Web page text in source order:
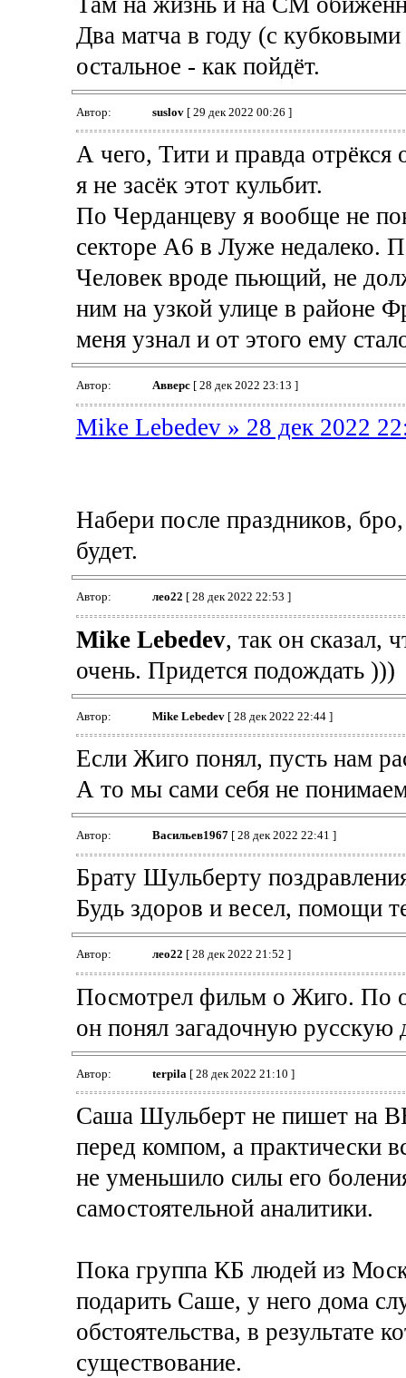
Два матча в году (с
остальное - как пойдёт.
Автор: suslov[ 29 дек 2022 00:26 ]
А чего, Тити и правда отрёкся
я не засёк этот кульбит.
По Черданцеву я вообще не
секторе А6 в Луже недалеко.
Человек вроде пьющий, не
ним на узкой улице в районе
меня узнал и от этого ему
Автор: Авверс[ 28 дек 2022 23:13 ]
Mike Lebedev » 28 дек 2022
Набери после праздников,
будет.
Автор: лео22 [ 28 дек 2022 22:53 ]
Mike Lebedev, так он сказал,
очень. Придется подождать )))
Автор: Mike Lebedev[ 28 дек 2022 22:44 ]
Если Жиго понял, пусть нам
А то мы сами себя не
Автор: Васильев1967[ 28 дек 2022 22:41 ]
Брату Шульберту
Будь здоров и весел, помощи
Автор: лео22 [ 28 дек 2022 21:52 ]
Посмотрел фильм о Жиго. По
он понял загадочную русскую
Автор: terpila [ 28 дек 2022 21:10 ]
Саша Шульберт не пишет на
перед компом, а практически
не уменьшило силы его
самостоятельной аналитики.
Пока группа КБ людей из
подарить Саше, у него дома
обстоятельства, в результате
существование.